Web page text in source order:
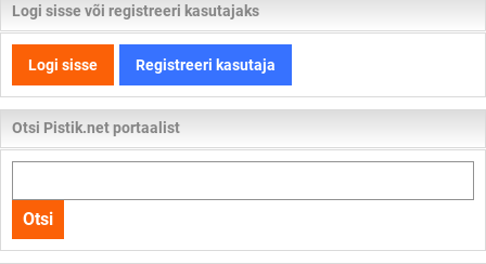
Logi sisse või registreeri kasutajaks
Logi sisse Registreeri kasutaja
Otsi Pistik.net portaalist
kogu
lehelt
Otsi